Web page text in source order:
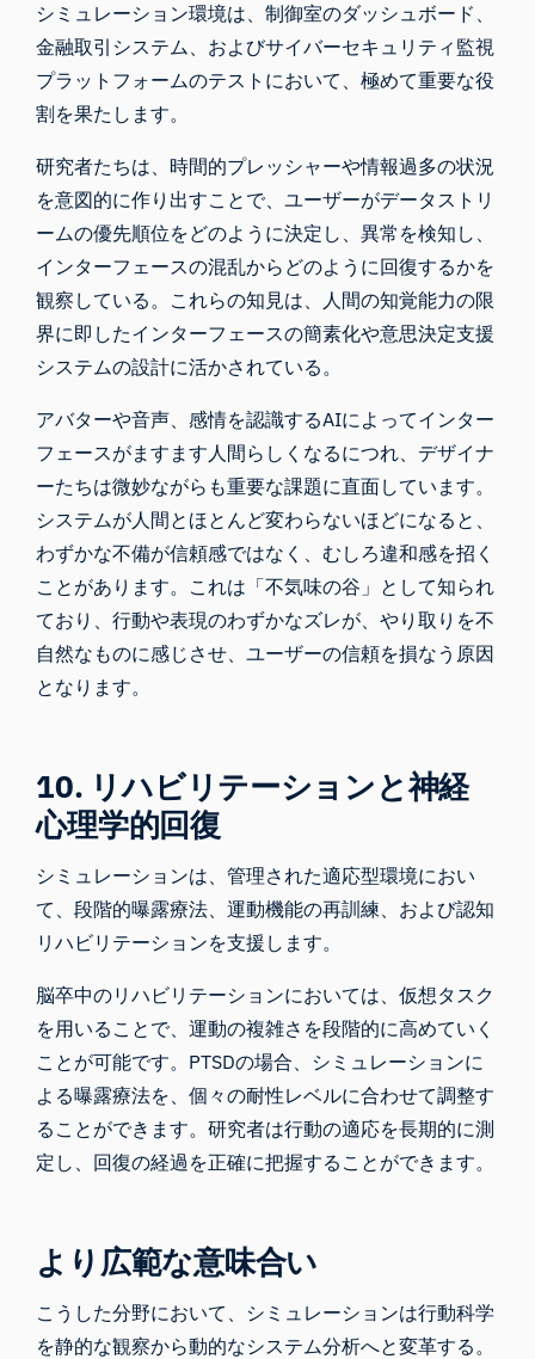
シミュレーション環境は、制御室のダッシュボード、
金融取引システム、およびサイバーセキュリティ監視
プラットフォームのテストにおいて、極めて重要な役
割を果たします。
研究者たちは、時間的プレッシャーや情報過多の状況
を意図的に作り出すことで、ユーザーがデータストリ
ームの優先順位をどのように決定し、異常を検知し、
インターフェースの混乱からどのように回復するかを
観察している。これらの知見は、人間の知覚能力の限
界に即したインターフェースの簡素化や意思決定支援
システムの設計に活かされている。
アバターや音声、感情を認識するAIによってインター
フェースがますます人間らしくなるにつれ、デザイナ
ーたちは微妙ながらも重要な課題に直面しています。
システムが人間とほとんど変わらないほどになると、
わずかな不備が信頼感ではなく、むしろ違和感を招く
ことがあります。これは「不気味の谷 」として知られ
ており、行動や表現のわずかなズレが、やり取りを不
自然なものに感じさせ、ユーザーの信頼を損なう原因
となります。
10. リハビリテーションと神経
心理学的回復
シミュレーションは、管理された適応型環境におい
て、段階的曝露療法、運動機能の再訓練、および認知
リハビリテーションを支援します。
脳卒中のリハビリテーションにおいては、仮想タスク
を用いることで、運動の複雑さを段階的に高めていく
ことが可能です。PTSDの場合、シミュレーションに
よる曝露療法を、個々の耐性レベルに合わせて調整す
ることができます。研究者は行動の適応を長期的に測
定し、回復の経過を正確に把握することができます。
より広範な意味合い
こうした分野において、シミュレーションは行動科学
を静的な観察から動的なシステム分析へと変革する。